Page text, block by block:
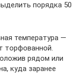
порядка 50
температура —
торфованной.
рядом или
куда заранее